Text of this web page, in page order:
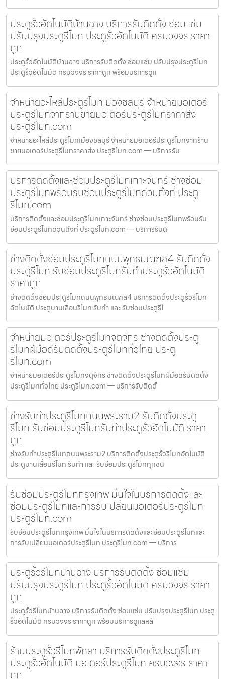
ประตูรั้วอัตโนมัติบ้านฉาง บริการรับติดตั้ง ซ่อมแซ่ม
ปรับปรุงประตูรีโมท ประตูรั้วอัตโนมัติ ครบวงจร ราคา
ถูก
ประตูรั้วอัตโนมัติบ้านฉาง บริการรับติดตั้ง ซ่อมแซ่ม ปรับปรุงประตูรีโมท
ประตูรั้วอัตโนมัติ ครบวงจร ราคาถูก พร้อมบริการดูแ
จำหน่ายอะไหล่ประตูรีโมทเมืองชลบุรี จำหน่ายมอเตอร์
ประตูรีโมทจากร้านขายมอเตอร์ประตูรีโมทราคาส่ง
ประตูรีโมท.com
จำหน่ายอะไหล่ประตูรีโมทเมืองชลบุรี จำหน่ายมอเตอร์ประตูรีโมทจากร้าน
ขายมอเตอร์ประตูรีโมทราคาส่ง ประตูรีโมท.com — บริการรับ
บริการติดตั้งและซ่อมประตูรีโมทเกาะจันทร์ ช่างซ่อม
ประตูรีโมทพร้อมรับซ่อมประตูรีโมทด่วนถึงที่ ประตู
รีโมท.com
บริการติดตั้งและซ่อมประตูรีโมทเกาะจันทร์ ช่างซ่อมประตูรีโมทพร้อมรับ
ซ่อมประตูรีโมทด่วนถึงที่ ประตูรีโมท.com — บริการรับติ
ช่างติดตั้งซ่อมประตูรีโมทถนนพุทธมณฑล4 รับติดตั้ง
ประตูรีโมท รับซ่อมประตูรีโมทรับทำประตูรั้วอัตโนมัติ
ราคาถูก
ช่างติดตั้งซ่อมประตูรีโมทถนนพุทธมณฑล4 บริการติดตั้งประตูรั้วรีโมท
อัตโนมัติ ประตูบานเลื่อนรีโมท รับทำ และ รับซ่อมประตูรีโ
จำหน่ายมอเตอร์ประตูรีโมทจตุจักร ช่างติดตั้งประตู
รีโมทฝีมือดีรับติดตั้งประตูรีโมททั่วไทย ประตู
รีโมท.com
จำหน่ายมอเตอร์ประตูรีโมทจตุจักร ช่างติดตั้งประตูรีโมทฝีมือดีรับติดตั้ง
ประตูรีโมททั่วไทย ประตูรีโมท.com — บริการรับติดตั้
ช่างรับทำประตูรีโมทถนนพระราม2 รับติดตั้งประตู
รีโมท รับซ่อมประตูรีโมทรับทำประตูรั้วอัตโนมัติ ราคา
ถูก
ช่างรับทำประตูรีโมทถนนพระราม2 บริการติดตั้งประตูรั้วรีโมทอัตโนมัติ
ประตูบานเลื่อนรีโมท รับทำ และ รับซ่อมประตูรีโมททุกชนิ
รับซ่อมประตูรีโมทกรุงเทพ มั่นใจในบริการติดตั้งและ
ซ่อมประตูรีโมทและการรับเปลี่ยนมอเตอร์ประตูรีโมท
ประตูรีโมท.com
รับซ่อมประตูรีโมทกรุงเทพ มั่นใจในบริการติดตั้งและซ่อมประตูรีโมทและ
การรับเปลี่ยนมอเตอร์ประตูรีโมท ประตูรีโมท.com — บริการ
ประตูรั้วรีโมทบ้านฉาง บริการรับติดตั้ง ซ่อมแซ่ม
ปรับปรุงประตูรีโมท ประตูรั้วอัตโนมัติ ครบวงจร ราคา
ถูก
ประตูรั้วรีโมทบ้านฉาง บริการรับติดตั้ง ซ่อมแซ่ม ปรับปรุงประตูรีโมท ประตู
รั้วอัตโนมัติ ครบวงจร ราคาถูก พร้อมบริการดูแลหลั
ร้านประตูรั้วรีโมทพัทยา บริการรับติดตั้งประตูรีโมท
ประตูรั้วอัตโนมัติ มอเตอร์ประตูรีโมท ครบวงจร ราคา
ถูก